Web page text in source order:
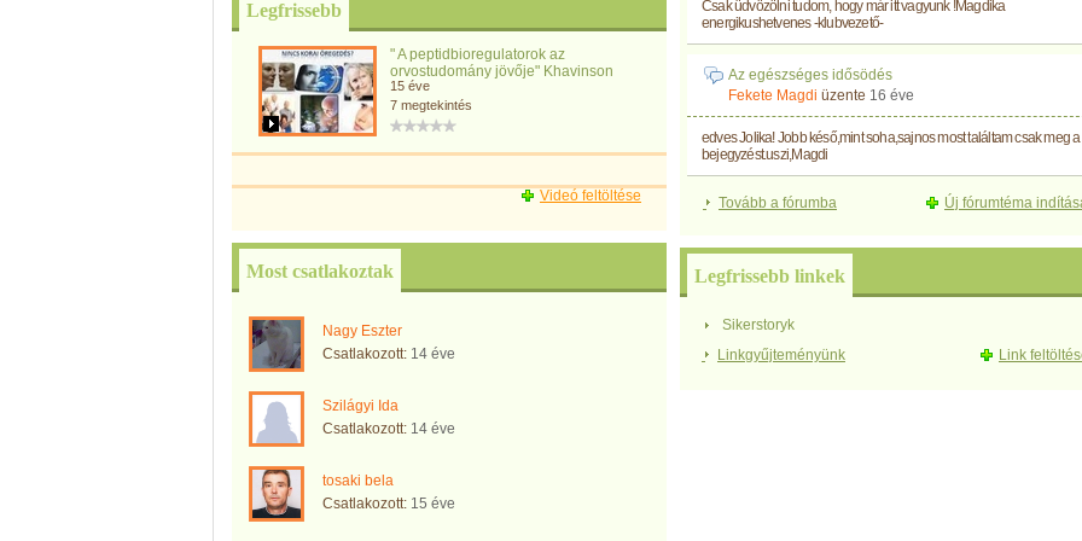
Legfrissebb
" A peptidbioregulatorok az
orvostudomány jövője" Khavinson
15 éve
7 megtekintés
Videó feltöltése
Most csatlakoztak
Nagy Eszter
Csatlakozott: 14 éve
Szilágyi Ida
Csatlakozott: 14 éve
tosaki bela
Csatlakozott: 15 éve
Csak üdvözölni tudom, hogy már itt vagyunk !Magdika
energikushetvenes -klubvezető-
Az egészséges idősödés
Fekete Magdi üzente 16 éve
edves Jolika! Jobb késő,mint soha,sajnos most találtam csak meg a
bejegyzést.uszi,Magdi
Tovább a fórumba Új fórumtéma
Legfrissebb linkek
Sikerstoryk
Linkgyűjteményünk
Link